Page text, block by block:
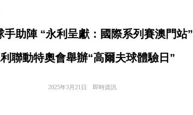
手助陣 “永利呈獻：國際系列賽澳門站”
聯動特奧會舉辦“高爾夫球體驗日”
2025年3月21日 即時資訊